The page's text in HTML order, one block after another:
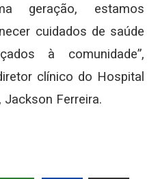
geração, estamos
cuidados de saúde
à comunidade”,
clínico do Hospital
Jackson Ferreira.